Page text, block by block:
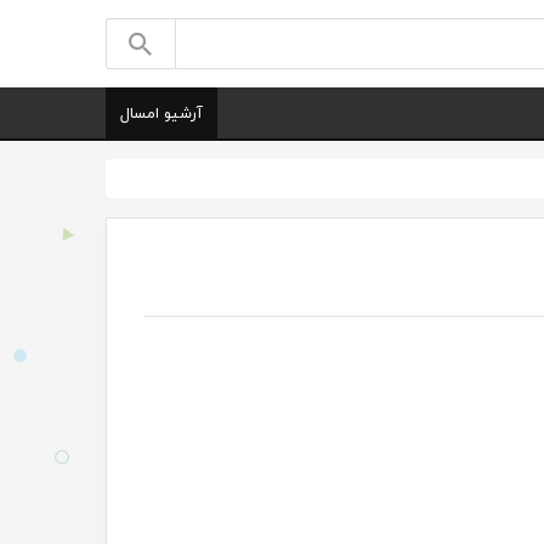
آرشیو امسال